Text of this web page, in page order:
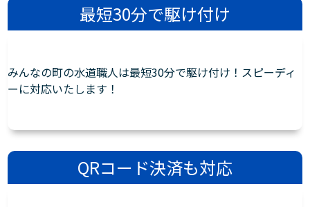
最短30分で駆け付け
みんなの町の水道職人は最短30分で駆け付け！スピーディ
ーに対応いたします！
QRコード決済も対応